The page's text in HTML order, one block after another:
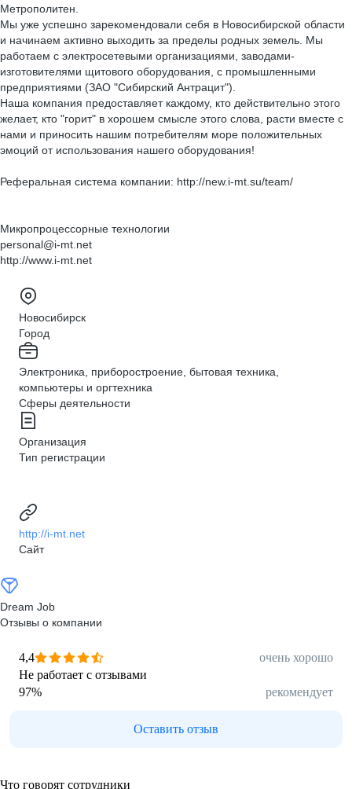
Метрополитен.
Мы уже успешно зарекомендовали себя в Новосибирской области
и начинаем активно выходить за пределы родных земель. Мы
работаем с электросетевыми организациями, заводами-
изготовителями щитового оборудования, с промышленными
предприятиями (ЗАО "Сибирский Антрацит").
Наша компания предоставляет каждому, кто действительно этого
желает, кто "горит" в хорошем смысле этого слова, расти вместе с
нами и приносить нашим потребителям море положительных
эмоций от использования нашего оборудования!
Реферальная система компании: http://new.i-mt.su/team/
Микропроцессорные технологии
personal@i-mt.net
http://www.i-mt.net
Новосибирск
Город
Электроника, приборостроение, бытовая техника,
компьютеры и оргтехника
Сферы деятельности
Организация
Тип регистрации
http://i-mt.net
Сайт
Dream Job
Отзывы о компании
4,4
очень хорошо
Не работает с отзывами
97% рекомендует
Оставить отзыв
Что говорят сотрудники